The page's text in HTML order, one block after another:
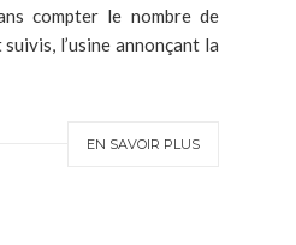
compter le nombre de
suivis, l’usine annonçant la
EN SAVOIR PLUS